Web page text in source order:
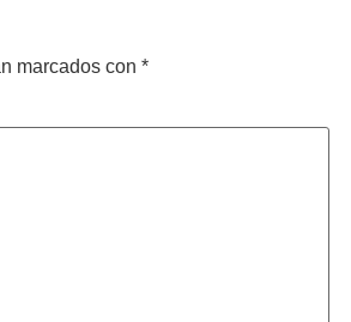
marcados con *